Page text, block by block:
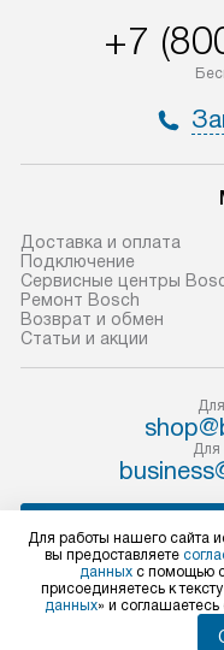
доставляются
по Москве в
не предусмотрена.
доставки доставит
прибор до двери
Если необходимо
прибор до места
пожалуйста,
уточните это с
дополнительная
учитывать, что если
прибора не
демонтировать
другие
как это может
в гарантийном
+7
Доставка и оплата
Подключение
Сервисные центры
Ремонт Bosch
Возврат и обмен
Статьи и акции
Для
Для работы нашего сайта
вы предоставляете
данных с помощью
присоединяетесь к тексту
данных» и соглашаетесь